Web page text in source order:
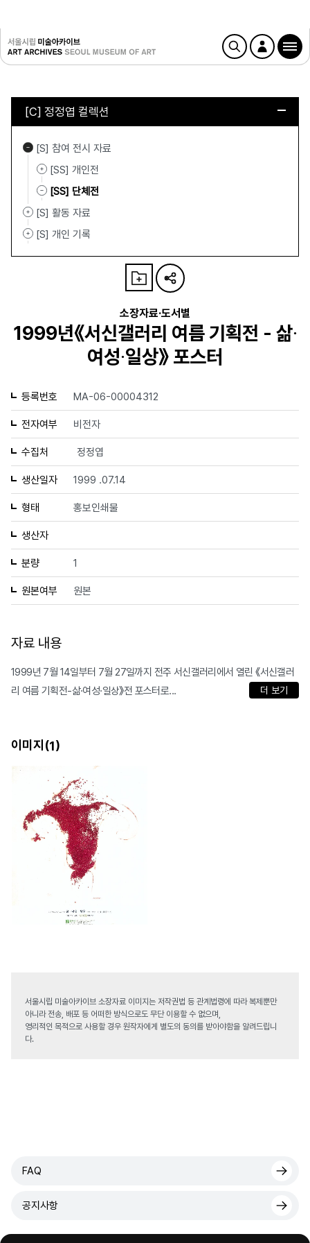
[C] 정정엽 컬렉션
[S] 참여 전시 자료
[SS] 개인전
[SS] 단체전
[S] 활동 자료
[S] 개인 기록
소장자료·도서별
1999년《서신갤러리 여름 기획전 - 삶∙
여성∙일상》 포스터
등록번호 MA-06-00004312
전자여부 비전자
수집처 정정엽
생산일자 1999 .07.14
형태 홍보인쇄물
생산자
분량 1
원본여부 원본
자료 내용
1999년 7월 14일부터 7월 27일까지 전주 서신갤러리에서 열린 《서신갤러
리 여름 기획전-삶·여성·일상》전 포스터로...
더 보기
이미지(1)
서울시립 미술아카이브 소장자료 이미지는 저작권법 등 관계법령에 따라 복제뿐만
아니라 전송, 배포 등 어떠한 방식으로도 무단 이용할 수 없으며,
영리적인 목적으로 사용할 경우 원작자에게 별도의 동의를 받아야함을 알려드립니
다.
FAQ
공지사항